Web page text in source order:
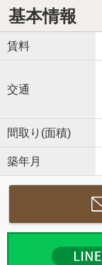
基本情報
賃料
交通
間取り(面積)
築年月